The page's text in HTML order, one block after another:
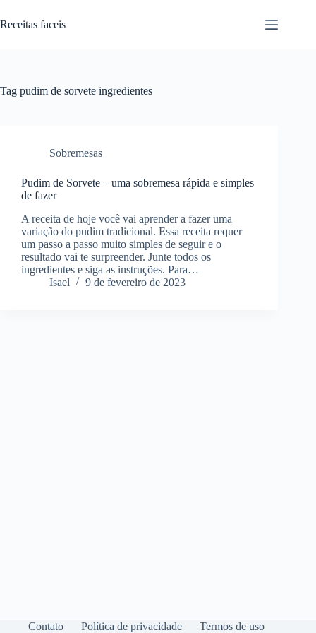
para
o
Receitas faceis
Tag pudim de sorvete ingredientes
Sobremesas
Pudim de Sorvete – uma sobremesa rápida e simples
de fazer
A receita de hoje você vai aprender a fazer uma
variação do pudim tradicional. Essa receita requer
um passo a passo muito simples de seguir e o
resultado vai te surpreender. Junte todos os
ingredientes e siga as instruções. Para…
Isael
9 de fevereiro de 2023
Contato Política de privacidade Termos de uso